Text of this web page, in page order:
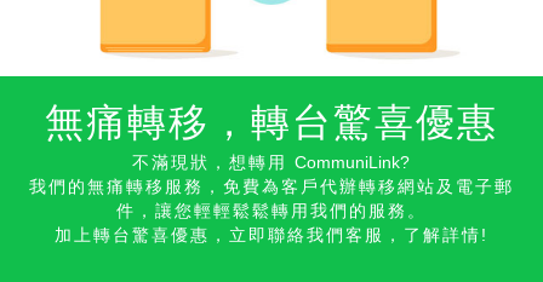
無痛轉移，轉台驚喜優惠
不滿現狀，想轉用 CommuniLink?
我們的無痛轉移服務，免費為客戶代辦轉移網站及電子郵
件， 讓您輕輕鬆鬆轉用我們的服務。
加上轉台驚喜優惠，立即聯絡我們客服，了解詳情!